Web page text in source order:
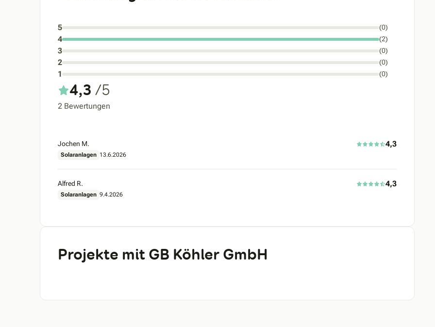
5 (0)
4 (2)
3 (0)
2 (0)
1 (0)
4,3 /5
2 Bewertungen
Jochen M. 4,3
Solaranlagen 13.6.2026
Alfred R. 4,3
Solaranlagen 9.4.2026
Projekte mit GB Köhler GmbH